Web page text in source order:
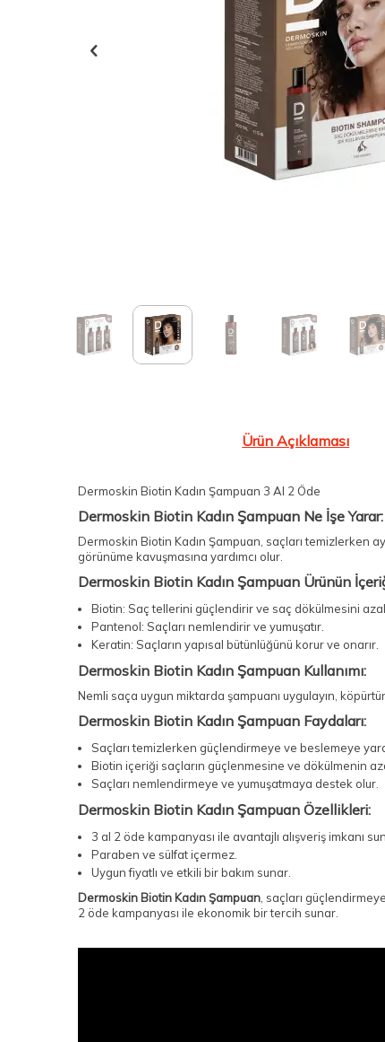
Ürün Açıklaması
Dermoskin Biotin Kadın Şampuan 3 Al 2 Öde
Dermoskin Biotin Kadın Şampuan Ne İşe Yarar:
Dermoskin Biotin Kadın Şampuan, saçları temizlerken
görünüme kavuşmasına yardımcı olur.
Dermoskin Biotin Kadın Şampuan Ürünün
Biotin: Saç tellerini güçlendirir ve saç dökülmesini
Pantenol: Saçları nemlendirir ve yumuşatır.
Keratin: Saçların yapısal bütünlüğünü korur ve onarır.
Dermoskin Biotin Kadın Şampuan Kullanımı:
Nemli saça uygun miktarda şampuanı uygulayın,
Dermoskin Biotin Kadın Şampuan Faydaları:
Saçları temizlerken güçlendirmeye ve beslemeye
Biotin içeriği saçların güçlenmesine ve dökülmenin
Saçları nemlendirmeye ve yumuşatmaya destek olur.
Dermoskin Biotin Kadın Şampuan Özellikleri:
3 al 2 öde kampanyası ile avantajlı alışveriş imkanı
Paraben ve sülfat içermez.
Uygun fiyatlı ve etkili bir bakım sunar.
Dermoskin Biotin Kadın Şampuan, saçları
2 öde kampanyası ile ekonomik bir tercih sunar.